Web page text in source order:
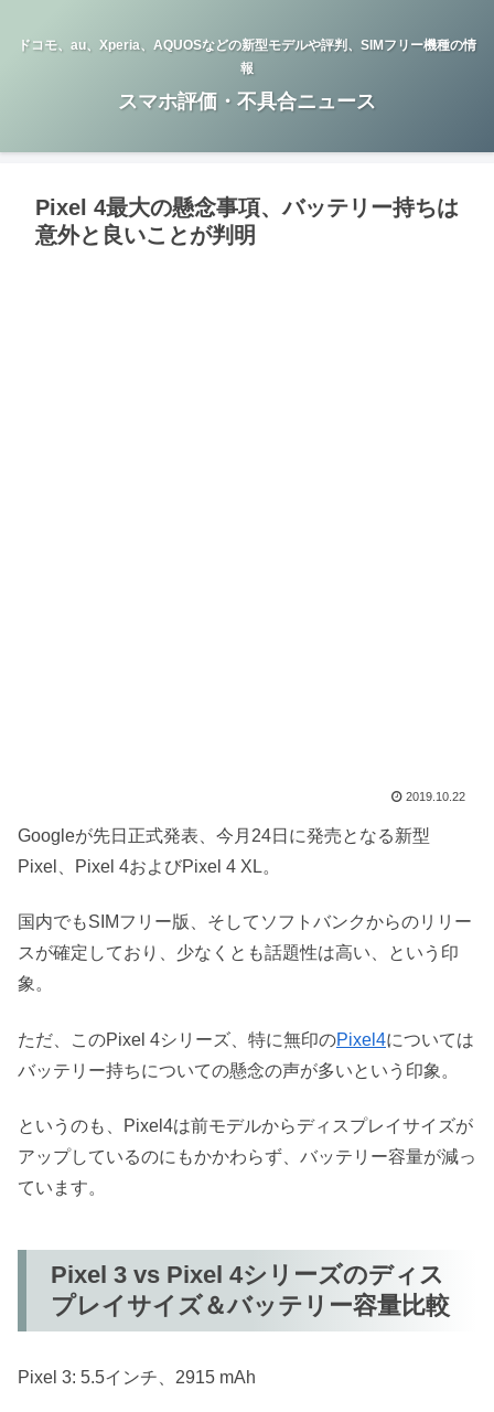
ドコモ、au、Xperia、AQUOSなどの新型モデルや評判、SIMフリー機種の情
報
スマホ評価・不具合ニュース
Pixel 4最大の懸念事項、バッテリー持ちは
意外と良いことが判明
2019.10.22
Googleが先日正式発表、今月24日に発売となる新型
Pixel、Pixel 4およびPixel 4 XL。
国内でもSIMフリー版、そしてソフトバンクからのリリー
スが確定しており、少なくとも話題性は高い、という印
象。
ただ、このPixel 4シリーズ、特に無印のPixel4については
バッテリー持ちについての懸念の声が多いという印象。
というのも、Pixel4は前モデルからディスプレイサイズが
アップしているのにもかかわらず、バッテリー容量が減っ
ています。
Pixel 3 vs Pixel 4シリーズのディス
プレイサイズ＆バッテリー容量比較
Pixel 3: 5.5インチ、2915 mAh